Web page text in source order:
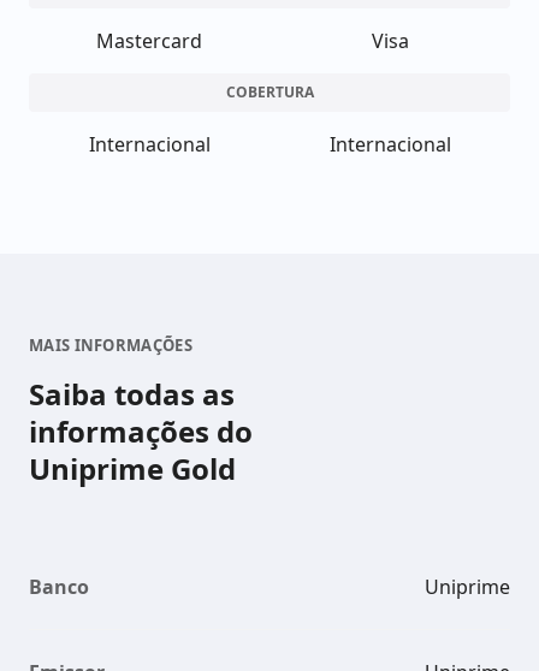
Mastercard Visa
COBERTURA
Internacional Internacional
MAIS INFORMAÇÕES
Saiba todas as
informações do
Uniprime Gold
Banco Uniprime